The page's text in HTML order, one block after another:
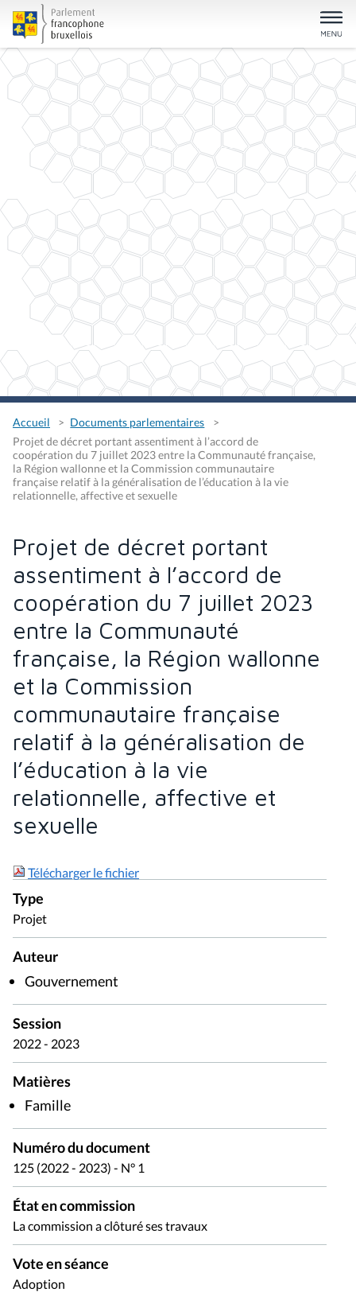
Accueil
Documents parlementaires
Projet de décret portant assentiment à l’accord de
coopération du 7 juillet 2023 entre la Communauté française,
la Région wallonne et la Commission communautaire
française relatif à la généralisation de l’éducation à la vie
relationnelle, affective et sexuelle
Projet de décret portant
assentiment à l’accord de
coopération du 7 juillet 2023
entre la Communauté
française, la Région wallonne
et la Commission
communautaire française
relatif à la généralisation de
l’éducation à la vie
relationnelle, affective et
sexuelle
Télécharger le fichier
Type
Projet
Auteur
Gouvernement
Session
2022 - 2023
Matières
Famille
Numéro du document
125 (2022 - 2023) - N° 1
État en commission
La commission a clôturé ses travaux
Vote en séance
Adoption